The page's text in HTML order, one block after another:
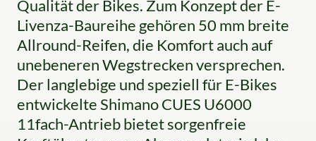
Qualität der Bikes. Zum Konzept der E-
Livenza-Baureihe gehören 50 mm breite
Allround-Reifen, die Komfort auch auf
unebeneren Wegstrecken versprechen.
Der langlebige und speziell für E-Bikes
entwickelte Shimano CUES U6000
11fach-Antrieb bietet sorgenfreie